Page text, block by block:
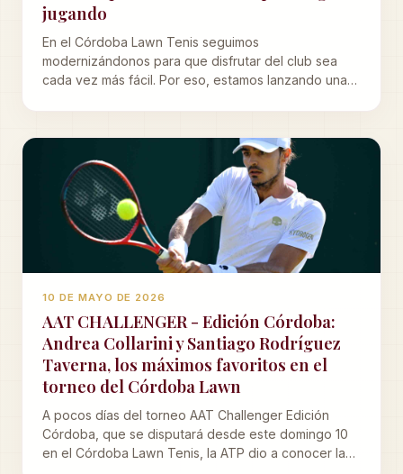
jugando
En el Córdoba Lawn Tenis seguimos
modernizándonos para que disfrutar del club sea
cada vez más fácil. Por eso, estamos lanzando una
te explicamos, sin vueltas, cómo empezar a usarla y
cómo será el paso a paso de los próximos días.
10 DE MAYO DE 2026
AAT CHALLENGER - Edición Córdoba:
Andrea Collarini y Santiago Rodríguez
Taverna, los máximos favoritos en el
torneo del Córdoba Lawn
A pocos días del torneo AAT Challenger Edición
Córdoba, que se disputará desde este domingo 10
en el Córdoba Lawn Tenis, la ATP dio a conocer la